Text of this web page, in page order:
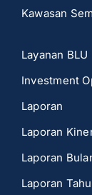
Kawasan
Layanan BLU
Investment
Laporan
Laporan
Laporan
Laporan